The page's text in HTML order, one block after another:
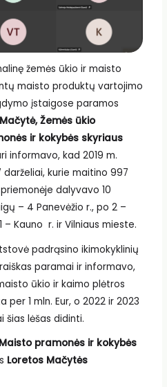
žemės ūkio ir maisto
maisto produktų vartojimo
įstaigose paramos
Žemės ūkio
ir kokybės skyriaus
informavo, kad 2019 m.
kurie maitino 997
dalyvavo 10
– 4 Panevėžio r., po 2 –
– Kauno r. ir Vilniaus mieste.
padrąsino ikimokyklinių
paramai ir informavo,
ūkio ir kaimo plėtros
1 mln. Eur, o 2022 ir 2023
lėšas didinti.
pramonės ir kokybės
Loretos Mačytės